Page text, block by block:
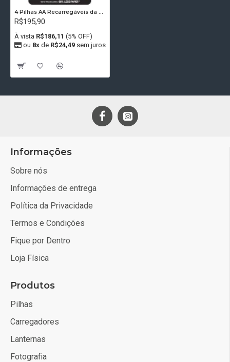
4 Pilhas AA Recarregáveis da Panasonic Eneloop Pro 500 Recargas
R$195,90
À vista R$186,11 (5% OFF)
ou 8x de R$24,49 sem juros
Informações
Sobre nós
Informações de entrega
Política da Privacidade
Termos e Condições
Fique por Dentro
Loja Física
Produtos
Pilhas
Carregadores
Lanternas
Fotografia